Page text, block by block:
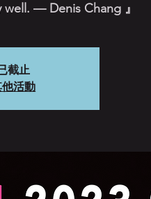
— Denis Chang 』
截止
活動